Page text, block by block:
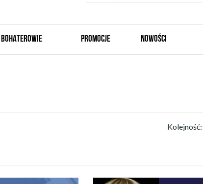
BOHATEROWIE PROMOCJE NOWOŚCI
Kolejność: